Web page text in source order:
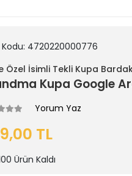
4720220000776
Özel İsimli Tekli Kupa
Kupa Google
Yorum Yaz
TL
Ürün Kaldı